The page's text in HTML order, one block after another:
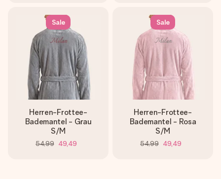
Sale
Herren-Frottee-
Bademantel - Grau
S/M
54,99 49,49
Sale
Herren-Frottee-
Bademantel - Rosa
S/M
54,99 49,49